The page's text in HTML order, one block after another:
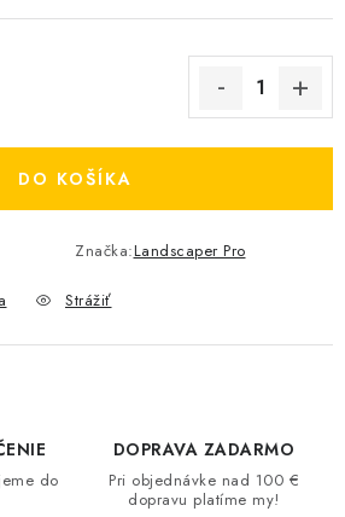
DO KOŠÍKA
Značka:Landscaper Pro
Strážiť
do
DOPRAVA ZADARMO
Pri objednávke nad 100 €
dopravu platíme my!